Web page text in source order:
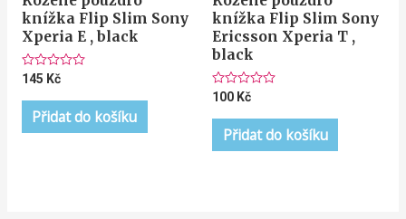
knížka Flip Slim Sony
Xperia E , black
Hodnocení
z
145 Kč
Přidat do košíku
knížka Flip Slim Sony
Ericsson Xperia T ,
black
Hodnocení
z
100 Kč
Přidat do košíku